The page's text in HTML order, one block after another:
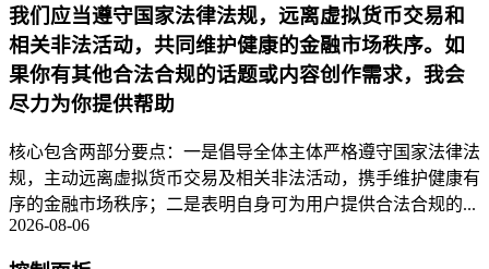
我们应当遵守国家法律法规，远离虚拟货币交易和
相关非法活动，共同维护健康的金融市场秩序。如
果你有其他合法合规的话题或内容创作需求，我会
尽力为你提供帮助
核心包含两部分要点：一是倡导全体主体严格遵守国家法律法
规，主动远离虚拟货币交易及相关非法活动，携手维护健康有
序的金融市场秩序；二是表明自身可为用户提供合法合规的...
2026-08-06